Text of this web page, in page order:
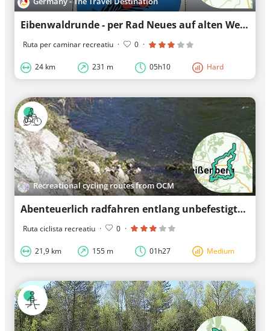
Eibenwaldrunde - per Rad Neues auf alten Wegen entdecken
Ruta per caminar recreatiu · 0 ·
24 km 231 m 05h10 Hard
Recreational cycling routes from OCM
Abenteuerlich radfahren entlang unbefestigter Wege
Ruta ciclista recreatiu · 0 ·
21,9 km 155 m 01h27 Medium